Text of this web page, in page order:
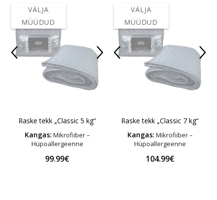
VÄLJA
MÜÜDUD
Raske tekk „Classic 5 kg“
Kangas: Mikrofiiber –
Hüpoallergeenne
99.99€
VÄLJA
MÜÜDUD
Raske tekk „Classic 7 kg“
Kangas: Mikrofiiber –
Hüpoallergeenne
104.99€